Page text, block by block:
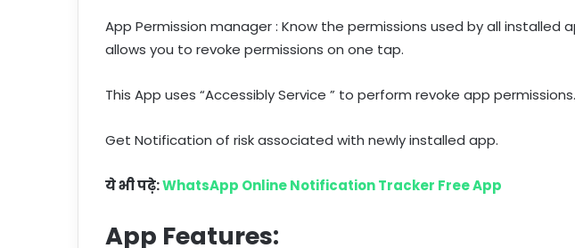
App Permission manager : Know the permissions used by all installed
allows you to revoke permissions on one tap.
This App uses “Accessibly Service ” to perform revoke app permissions.
Get Notification of risk associated with newly installed app.
ये भी पढ़े:WhatsApp Online Notification Tracker Free App
App Features: